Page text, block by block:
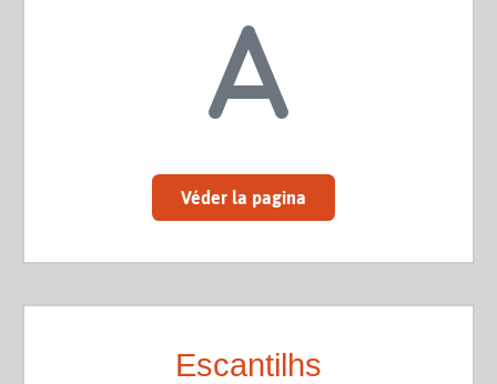
Véder la pagina
Escantilhs